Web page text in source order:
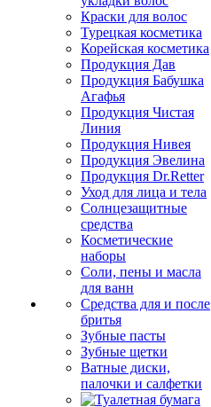
Краски для волос
Турецкая косметика
Корейская косметика
Продукция Дав
Продукция Бабушка
Агафья
Продукция Чистая
Линия
Продукция Нивея
Продукция Эвелина
Продукция Dr.Retter
Уход для лица и тела
Солнцезащитные
средства
Косметические
наборы
Соли, пены и масла
для ванн
Средства для и после
бритья
Зубные пасты
Зубные щетки
Ватные диски,
палочки и салфетки